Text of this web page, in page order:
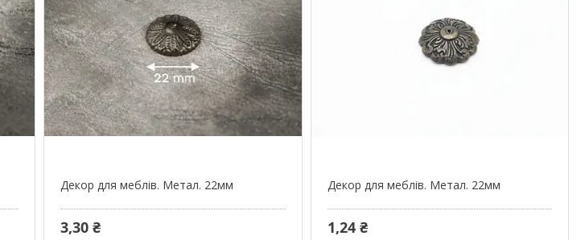
Декор для меблів. Метал. 22мм
3,30 ₴
Декор для меблів. Метал. 22мм
1,24 ₴